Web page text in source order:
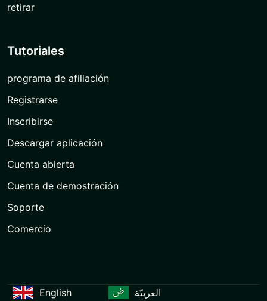
retirar
Tutoriales
programa de afiliación
Registrarse
Inscribirse
Descargar aplicación
Cuenta abierta
Cuenta de demostración
Soporte
Comercio
English العربيّة